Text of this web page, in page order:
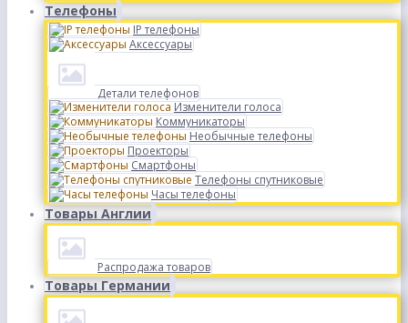
Телефоны
IP телефоны
Аксессуары
Детали телефонов
Изменители голоса
Коммуникаторы
Необычные телефоны
Проекторы
Смартфоны
Телефоны спутниковые
Часы телефоны
Товары Англии
Распродажа товаров
Товары Германии